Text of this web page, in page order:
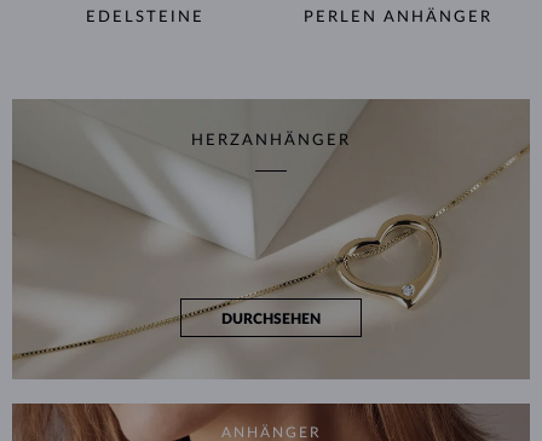
EDELSTEINE PERLEN ANHÄNGER
HERZANHÄNGER
DURCHSEHEN
ANHÄNGER